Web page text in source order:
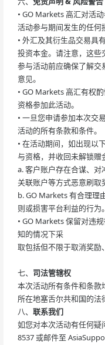
• GO Markets 高汇对活
活动参与期间发生的任何
• 外汇及其衍生品交易具
投资本金。请注意，这
参与活动前应确保了解交
意见。
• GO Markets 高汇有权
资格参加此活动。
• 一旦您申请参加本次交
活动的所有条款和条件。
• 在活动期间，如出现以
与资格，并收回未解锁赠
a. 客户账户存在合谋、对
关联账户等方式恶意刷取
b. GO Markets 有合理理
则或损害平台利益的行为。
• GO Markets 保留对违
知的情况下采
取包括但不限于取消奖励
七、 司法管辖权
本次活动所有条件和条
所在地塞舌尔共和国的法
八、 联系我们
如您对本次活动有任何疑
8537 或邮件至